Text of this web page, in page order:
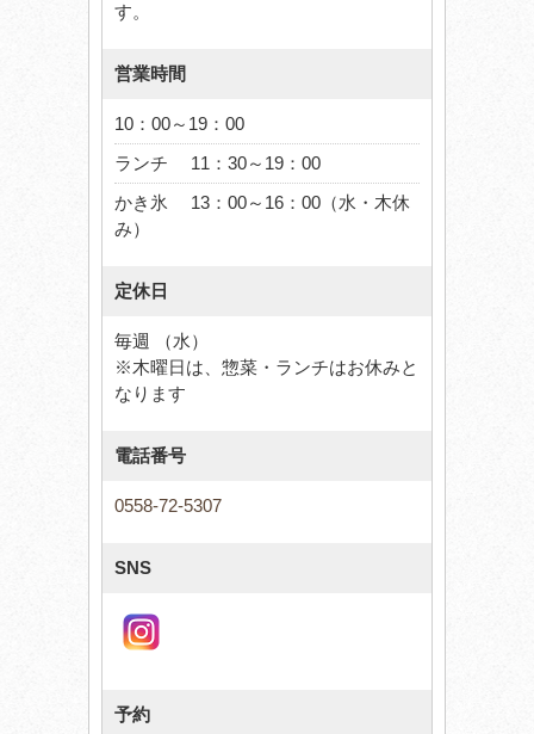
す。
営業時間
10：00～19：00
ランチ 11：30～19：00
かき氷 13：00～16：00（水・木休
み）
定休日
毎週 （水）
※木曜日は、惣菜・ランチはお休みと
なります
電話番号
0558-72-5307
SNS
予約